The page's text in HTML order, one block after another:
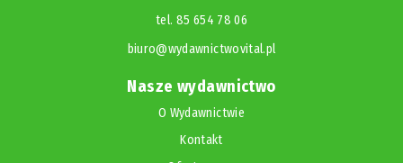
tel. 85 654 78 06
biuro@wydawnictwovital.pl
Nasze wydawnictwo
O Wydawnictwie
Kontakt